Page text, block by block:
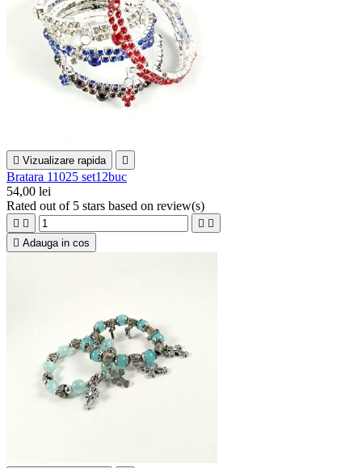
 Vizualizare rapida 
Bratara 11025 set12buc
54,00 lei
Rated out of 5 stars based on review(s)
   
 Adauga in cos